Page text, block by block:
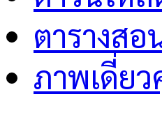
ตารางส
ภาพเดี่ย